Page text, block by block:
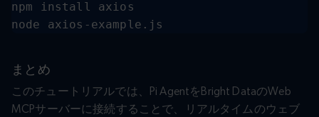
npm install axios
node axios-example.js
まとめ
このチュートリアルでは、Pi AgentをBright DataのWeb
MCPサーバーに接続することで、リアルタイムのウェブ